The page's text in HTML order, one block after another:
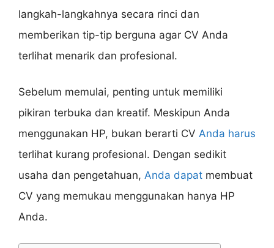
langkah-langkahnya secara rinci dan
memberikan tip-tip berguna agar CV Anda
terlihat menarik dan profesional.
Sebelum memulai, penting untuk memiliki
pikiran terbuka dan kreatif. Meskipun Anda
menggunakan HP, bukan berarti CV Anda harus
terlihat kurang profesional. Dengan sedikit
usaha dan pengetahuan, Anda dapat membuat
CV yang memukau menggunakan hanya HP
Anda.